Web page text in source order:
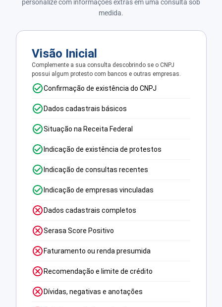
personalize com informações extras em uma consulta sob
medida.
Visão Inicial
Complemente a sua consulta descobrindo se o CNPJ
possui algum protesto com bancos e outras empresas.
Confirmação de existência do CNPJ
Dados cadastrais básicos
Situação na Receita Federal
Indicação de existência de protestos
Indicação de consultas recentes
Indicação de empresas vinculadas
Dados cadastrais completos
Serasa Score Positivo
Faturamento ou renda presumida
Recomendação e limite de crédito
Dívidas, negativas e anotações